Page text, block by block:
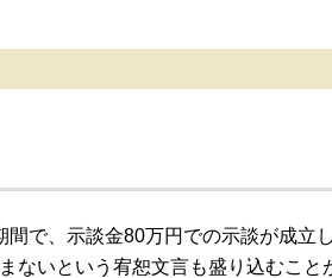
で、示談金80万円での示談が成立
ないという宥恕文言も盛り込むこと